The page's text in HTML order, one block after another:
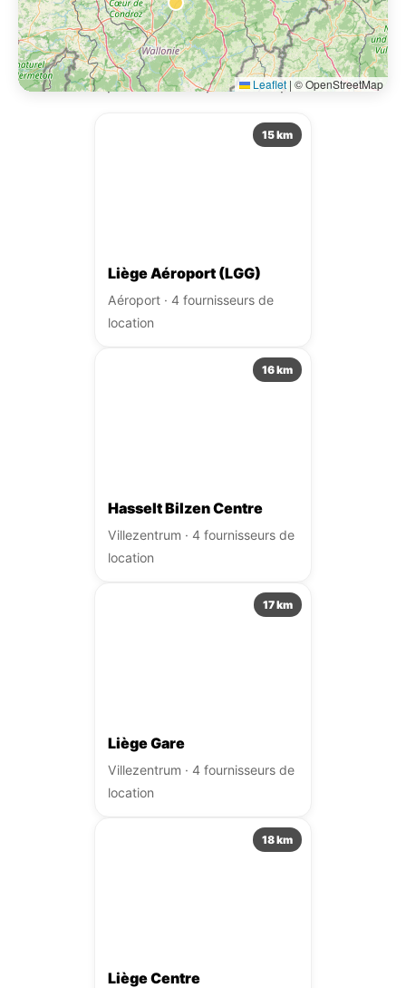
Leaflet | © OpenStreetMap
Location de voiture près de
Tongeren Centre
Autres points de récupération à proximité.
15 km
Liège Aéroport (LGG)
Aéroport · 4 fournisseurs de
location
16 km
Hasselt Bilzen Centre
Villezentrum · 4 fournisseurs de
location
17 km
Liège Gare
Villezentrum · 4 fournisseurs de
location
18 km
Liège Centre